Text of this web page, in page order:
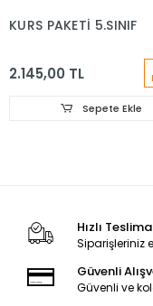
KURS PAKETİ 5.SINIF
2.145,00 TL
Sepete Ekle
Hızlı
Siparişleriniz
Güvenli
Güvenli ve